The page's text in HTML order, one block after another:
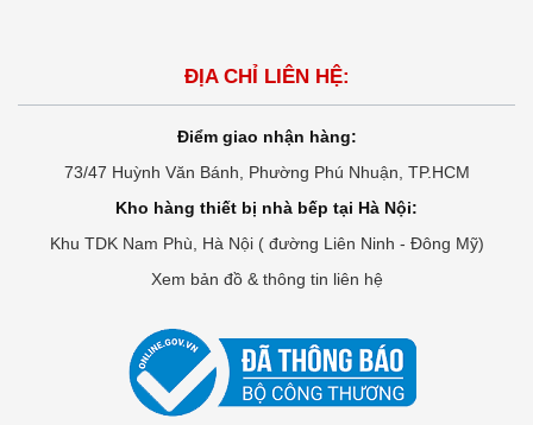
ĐỊA CHỈ LIÊN HỆ:
Điểm giao nhận hàng:
73/47 Huỳnh Văn Bánh, Phường Phú Nhuận, TP.HCM
Kho hàng thiết bị nhà bếp tại Hà Nội:
Khu TDK Nam Phù, Hà Nội ( đường Liên Ninh - Đông Mỹ)
Xem bản đồ & thông tin liên hệ